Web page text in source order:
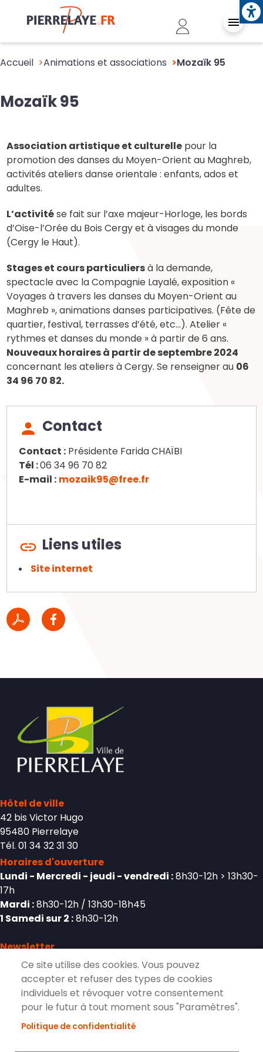
Aller au contenu principal
Header -
Accueil Animations et associations Mozaïk 95
Mozaïk 95
Association artistique et culturelle pour la
promotion des danses du Moyen-Orient au Maghreb,
activités ateliers danse orientale : enfants, ados et
adultes.
L’activitése fait sur l’axe majeur-Horloge, les bords
d’Oise-l’Orée du Bois Cergy et à visages du monde
(Cergy le Haut).
Stages et cours particuliersà la demande,
spectacle avec la Compagnie Layalé, exposition «
Voyages à travers les danses du Moyen-Orient au
Maghreb », animations danses participatives. (Fête de
quartier, festival, terrasses d’été, etc...). Atelier «
rythmes et danses du monde » à partir de 6 ans.
Nouveaux horaires à partir de septembre 2024
concernant les ateliers à Cergy. Se renseigner au 06
34 96 70 82.
Contact
Contact : Présidente Farida CHAÏBI
Tél :06 34 96 70 82
E-mail : mozaik95@free.fr
Liens utiles
Site internet
Hôtel de ville
42 bis Victor Hugo
95480 Pierrelaye
Tél. 01 34 32 31 30
Horaires d'ouverture
Lundi - Mercredi - jeudi - vendredi :8h30-12h > 13h30-
17h
Mardi :8h30-12h / 13h30-18h45
1 Samedi sur 2 :8h30-12h
Newsletter
S'inscrire à la lettre d'information de
Pierrelaye
Ce site utilise des cookies. Vous pouvez
accepter et refuser des types de cookies
individuels et révoquer votre consentement
pour le futur à tout moment sous "Paramètres".
Politique de confidentialité